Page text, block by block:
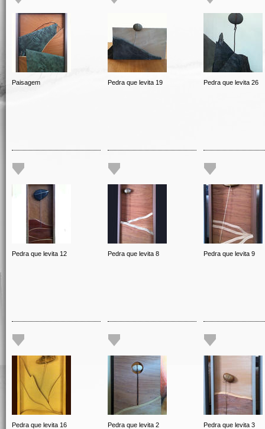
Paisagem Pedra que levita 19 Pedra que levita 26
Pedra que levita 12 Pedra que levita 8 Pedra que levita 9
Pedra que levita 16 Pedra que levita 2 Pedra que levita 3